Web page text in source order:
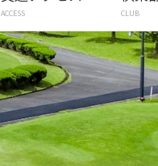
ACCESS CLUB